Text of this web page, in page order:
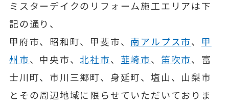
ミスターデイクのリフォーム施工エリアは下
記の通り、
甲府市、昭和町、甲斐市、 南アルプス市、 甲
州市、中央市、北社市、 韮崎市、 笛吹市、富
士川町、市川三郷町、身延町、塩山、山梨市
とその周辺地域に限らせていただいておりま